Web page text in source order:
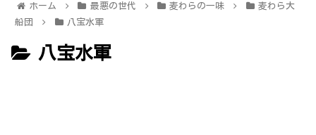
ホーム 最悪の世代 麦わらの一味
麦わら大
船団
八宝水軍
八宝水軍